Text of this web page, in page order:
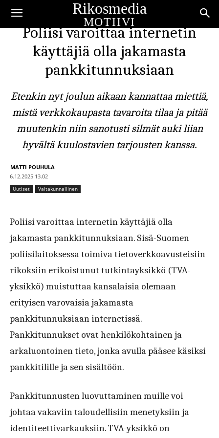
Rikosmedia
MOTIIVI
Poliisi varoittaa internetin
käyttäjiä olla jakamasta
pankkitunnuksiaan
Etenkin nyt joulun aikaan kannattaa miettiä,
mistä verkkokaupasta tavaroita tilaa ja pitää
muutenkin niin sanotusti silmät auki liian
hyvältä kuulostavien tarjousten kanssa.
MATTI POUHULA
6.12.2025 13.02
Uutiset Valtakunnallinen
Poliisi varoittaa internetin käyttäjiä olla
jakamasta pankkitunnuksiaan. Sisä-Suomen
poliisilaitoksessa toimiva tietoverkkoavusteisiin
rikoksiin erikoistunut tutkintayksikkö (TVA-
yksikkö) muistuttaa kansalaisia olemaan
erityisen varovaisia jakamasta
pankkitunnuksiaan internetissä.
Pankkitunnukset ovat henkilökohtainen ja
arkaluontoinen tieto, jonka avulla pääsee käsiksi
pankkitilille ja sen sisältöön.
Pankkitunnusten luovuttaminen muille voi
johtaa vakaviin taloudellisiin menetyksiin ja
identiteettivarkauksiin. TVA-yksikkö on